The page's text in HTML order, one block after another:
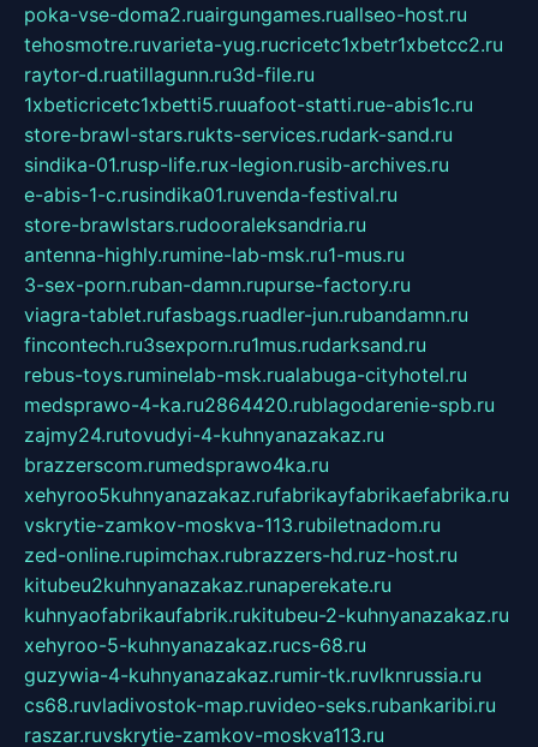
poka-vse-doma2.ruairgungames.ruallseo-host.ru
tehosmotre.ruvarieta-yug.rucricetc1xbetr1xbetcc2.ru
raytor-d.ruatillagunn.ru3d-file.ru
1xbeticricetc1xbetti5.ruuafoot-statti.rue-abis1c.ru
store-brawl-stars.rukts-services.rudark-sand.ru
sindika-01.rusp-life.rux-legion.rusib-archives.ru
e-abis-1-c.rusindika01.ruvenda-festival.ru
store-brawlstars.rudooraleksandria.ru
antenna-highly.rumine-lab-msk.ru1-mus.ru
3-sex-porn.ruban-damn.rupurse-factory.ru
viagra-tablet.rufasbags.ruadler-jun.rubandamn.ru
fincontech.ru3sexporn.ru1mus.rudarksand.ru
rebus-toys.ruminelab-msk.rualabuga-cityhotel.ru
medsprawo-4-ka.ru2864420.rublagodarenie-spb.ru
zajmy24.rutovudyi-4-kuhnyanazakaz.ru
brazzerscom.rumedsprawo4ka.ru
xehyroo5kuhnyanazakaz.rufabrikayfabrikaefabrika.ru
vskrytie-zamkov-moskva-113.rubiletnadom.ru
zed-online.rupimchax.rubrazzers-hd.ruz-host.ru
kitubeu2kuhnyanazakaz.runaperekate.ru
kuhnyaofabrikaufabrik.rukitubeu-2-kuhnyanazakaz.ru
xehyroo-5-kuhnyanazakaz.rucs-68.ru
guzywia-4-kuhnyanazakaz.rumir-tk.ruvlknrussia.ru
cs68.ruvladivostok-map.ruvideo-seks.rubankaribi.ru
raszar.ruvskrytie-zamkov-moskva113.ru